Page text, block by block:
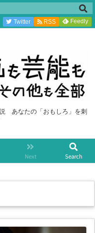
あなたの「おもしろ」を刺
Next Search
Twitter RSS Feedly